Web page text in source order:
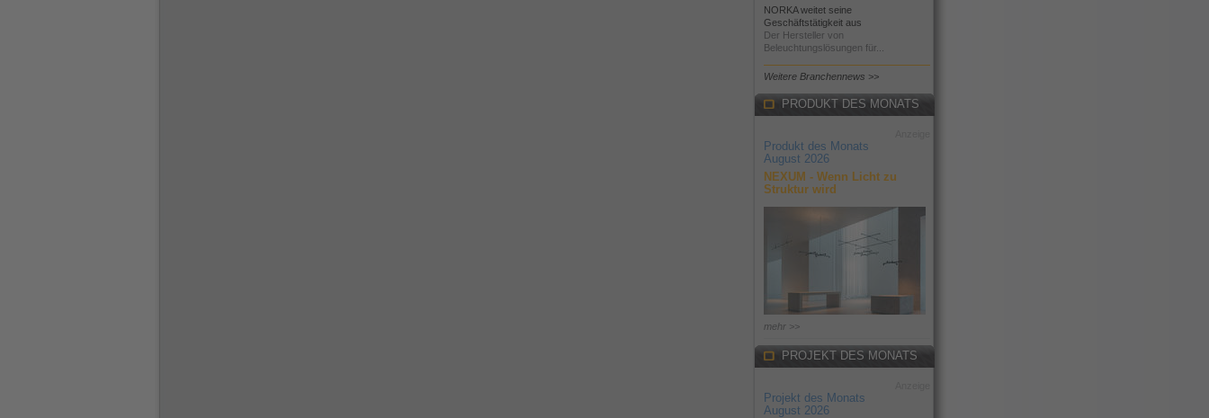
NORKA weitet seine
Geschäftstätigkeit aus
Der Hersteller von
Beleuchtungslösungen für...
Weitere Branchennews >>
PRODUKT DES MONATS
Produkt des Monats
August 2026
NEXUM - Wenn Licht zu
Struktur wird
mehr >>
PROJEKT DES MONATS
Projekt des Monats
August 2026